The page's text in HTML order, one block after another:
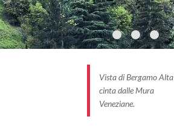
Vista di Bergamo Alta
cinta dalle Mura
Veneziane.